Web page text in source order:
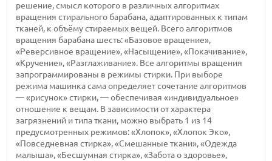
решение, смысл которого в различных алгоритмах
вращения стирального барабана, адаптированных к типам
тканей, к объёму стираемых вещей. Всего алгоритмов
вращения барабана шесть: «Базовое вращение»,
«Реверсивное вращение», «Насыщение», «Покачивание»,
«Кручение», «Разглаживание». Все алгоритмы вращения
запрограммированы в режимы стирки. При выборе
режима машинка сама определяет сочетание алгоритмов
— «рисунок» стирки, — обеспечивая «индивидуальное»
отношение к вещам. В зависимости от характера
загрязнений и типа ткани, можно выбрать 1 из 14
предусмотренных режимов: «Хлопок», «Хлопок Эко»,
«Повседневная стирка», «Смешанные ткани», «Одежда
малыша», «Бесшумная стирка», «Забота о здоровье»,